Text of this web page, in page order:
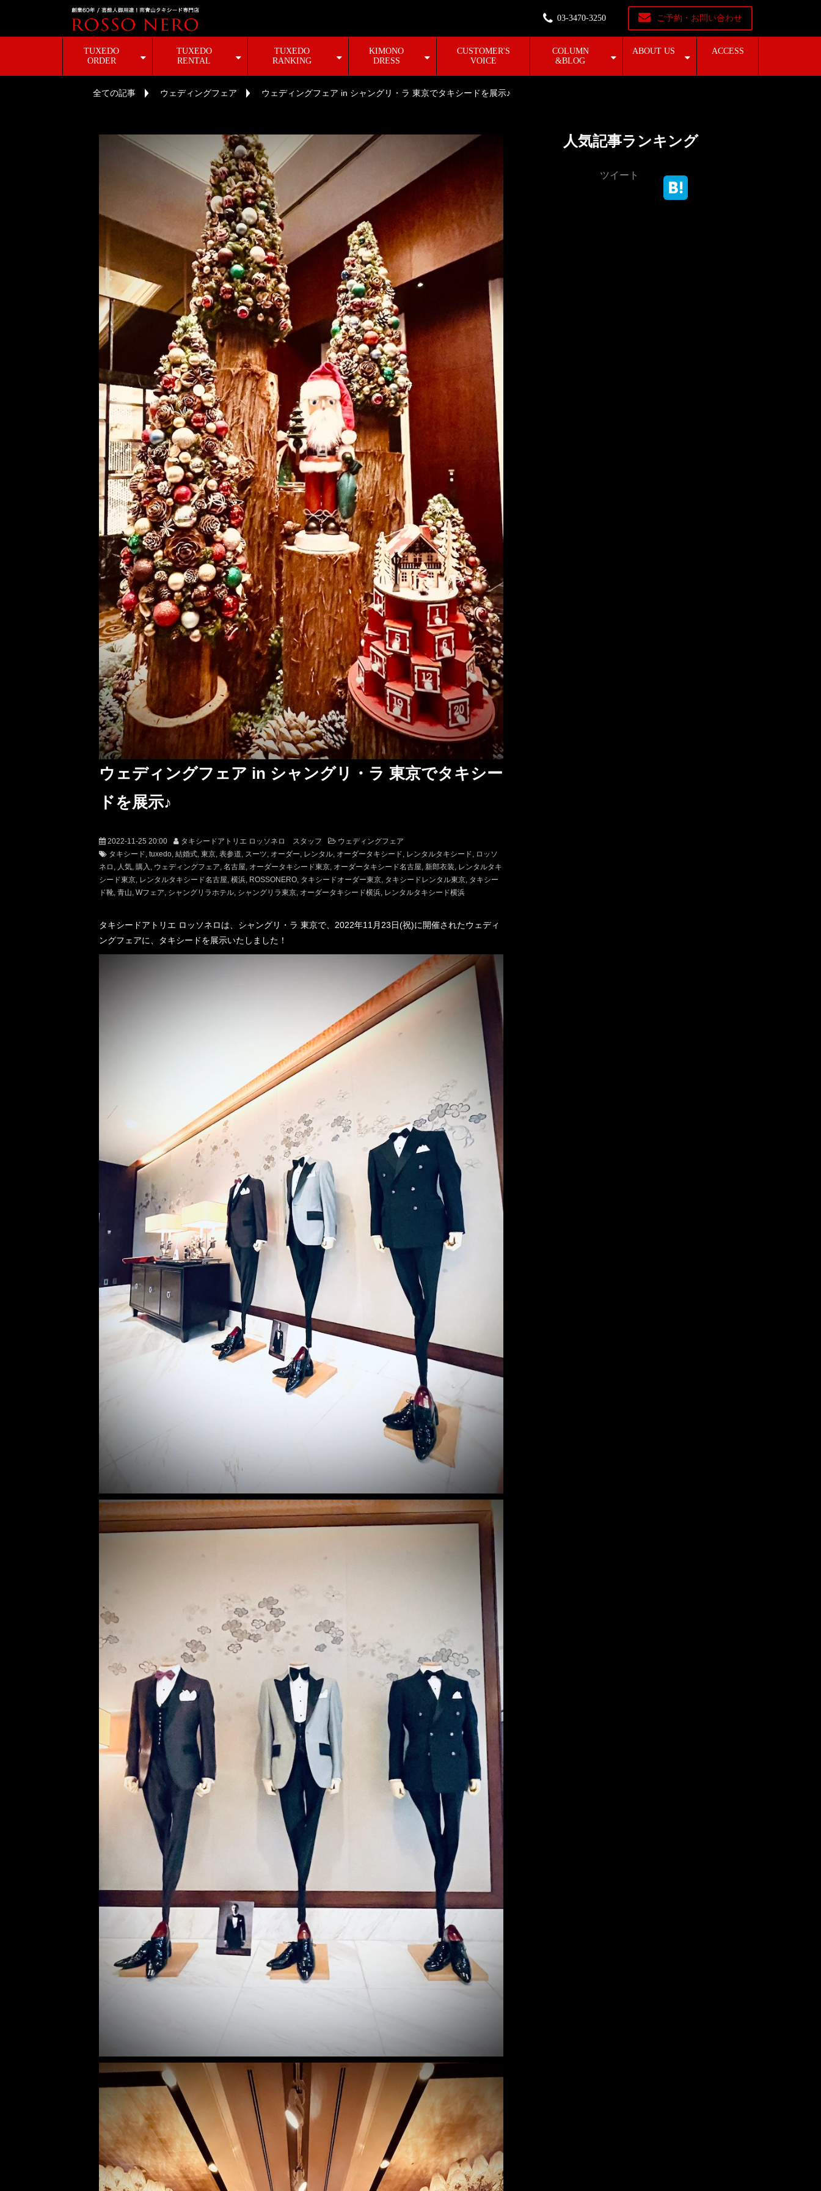
03-3470-3250 ご予約・お問い合わせ
TUXEDO
ORDER
TUXEDO
RENTAL
TUXEDO
RANKING
KIMONO
DRESS
CUSTOMER'S
VOICE
COLUMN
&BLOG
ABOUT US ACCESS
全ての記事 ウェディングフェア ウェディングフェア in シャングリ・ラ 東京でタキシードを展示♪
ウェディングフェア in シャングリ・ラ 東京でタキシー
ドを展示♪
2022-11-25 20:00 タキシードアトリエ ロッソネロ スタッフ
ウェディングフェア
タキシード tuxedo 結婚式 東京 表参道 スーツ オーダー レンタル オーダータキシード レンタルタキシード
ロッソ
ネロ
人気 購入 ウェディングフェア 名古屋 オーダータキシード東京 オーダータキシード名古屋 新郎衣装 レンタルタキ
シード東京 レンタルタキシード名古屋 横浜 ROSSONERO タキシードオーダー東京 タキシードレンタル東京 タキシー
ド靴 青山 Wフェア シャングリラホテル シャングリラ東京 オーダータキシード横浜 レンタルタキシード横浜
タキシードアトリエ ロッソネロは、シャングリ・ラ 東京で、2022年11月23日(祝)に開催されたウェディ
ングフェアに、タキシードを展示いたしました！
人気記事ランキング
ツイート